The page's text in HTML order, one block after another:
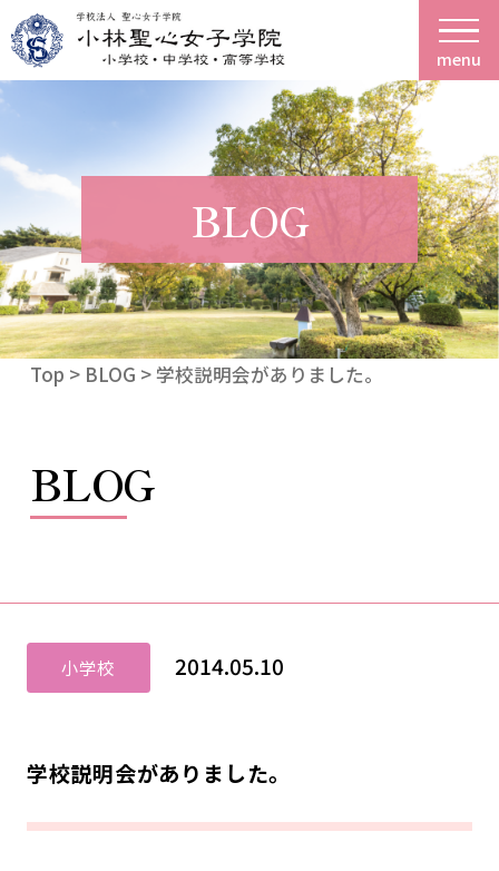
menu
BLOG
Top > BLOG > 学校説明会がありました。
BLOG
小学校 2014.05.10
学校説明会がありました。